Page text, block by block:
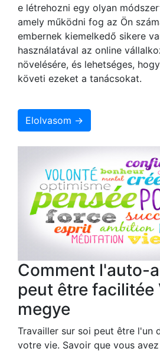
e létrehozni egy olyan
amely működni fog az Ön
embernek kiemelkedő sikere
használatával az online
növelésére, és lehetséges,
követi ezeket a tanácsokat.
Elolvasom →
Comment l'auto-
peut être facilitée
megye
Travailler sur soi peut être l'un
votre vie. Savoir que vous